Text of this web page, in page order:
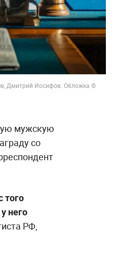
Дмитрий Иосифов. Обложка ©
мужскую
со
того
него
РФ,